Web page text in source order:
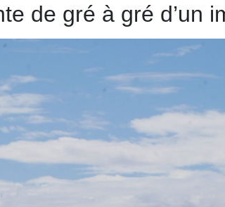
de gré à gré d’un